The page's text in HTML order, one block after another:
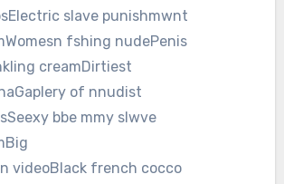
slave punishmwnt
fshing nudePenis
creamDirtiest
of nnudist
bbe mmy slwve
videoBlack french cocco